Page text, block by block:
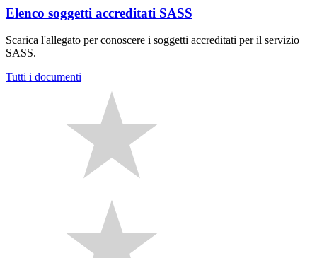
Elenco soggetti accreditati SASS
Scarica l'allegato per conoscere i soggetti accreditati per il servizio
SASS.
Tutti i documenti